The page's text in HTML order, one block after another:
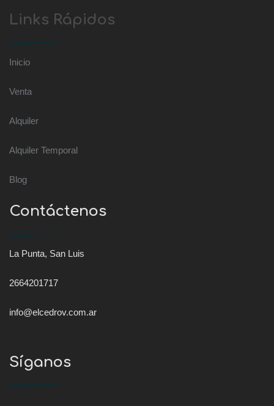
Links Rápidos
Inicio
Venta
Alquiler
Alquiler Temporal
Blog
Contáctenos
La Punta, San Luis
2664201717
info@elcedrov.com.ar
Síganos